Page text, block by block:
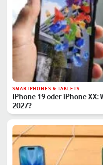
SMARTPHONES & TABLETS
iPhone 19 oder iPhone
2027?